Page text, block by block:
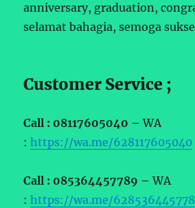
anniversary, graduation,
selamat bahagia, semoga
Customer Service ;
Call : 08117605040 –WA
:https://wa.me/628117605040
Call : 085364457789 –WA
:https://wa.me/